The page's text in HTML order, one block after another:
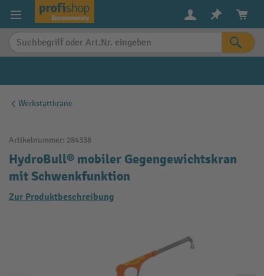
springen
Werkstattkrane
Artikelnummer: 284338
HydroBull® mobiler Gegengewichtskran
mit Schwenkfunktion
Zur Produktbeschreibung